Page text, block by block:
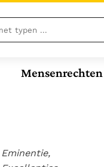
Gods
Eminentie,